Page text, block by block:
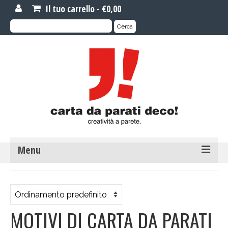
Il tuo carrello - €0,00
Cerca: Cerca
Menu
Carta da parati novità
Carta da parati su misura
MOTIVI DI CARTA DA PARATI